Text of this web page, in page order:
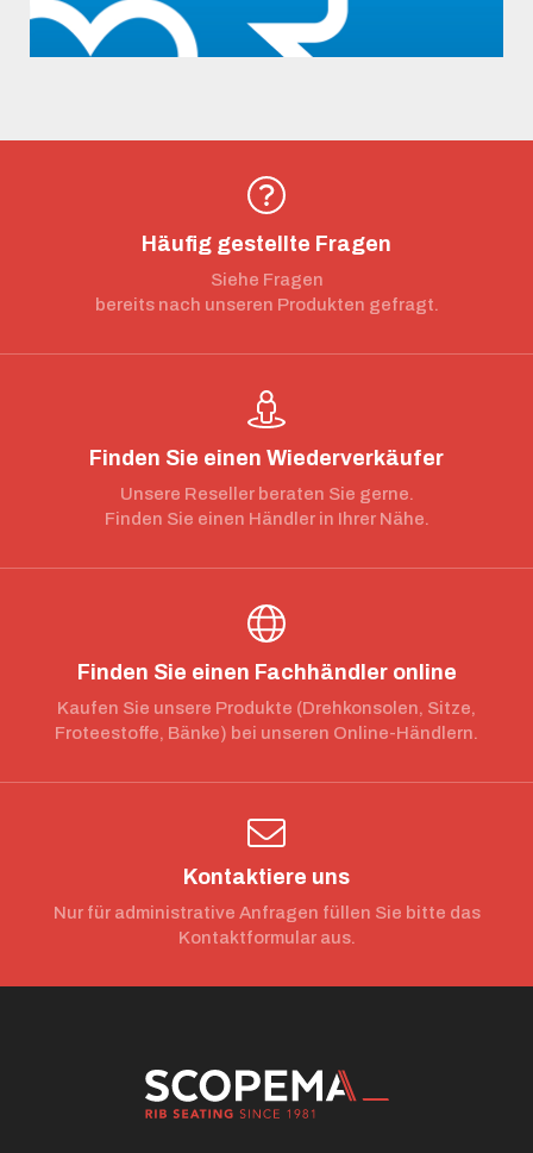
Häufig gestellte Fragen
Siehe Fragen
bereits nach unseren Produkten gefragt.
Finden Sie einen Wiederverkäufer
Unsere Reseller beraten Sie gerne.
Finden Sie einen Händler in Ihrer Nähe.
Finden Sie einen Fachhändler online
Kaufen Sie unsere Produkte (Drehkonsolen, Sitze,
Froteestoffe, Bänke) bei unseren Online-Händlern.
Kontaktiere uns
Nur für administrative Anfragen füllen Sie bitte das
Kontaktformular aus.